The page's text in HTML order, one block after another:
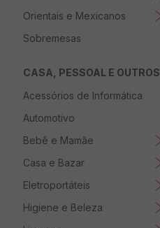
Orientais e Mexicanos
Sobremesas
CASA, PESSOAL E OUTROS
Acessórios de Informática
Automotivo
Bebê e Mamãe
Casa e Bazar
Eletroportáteis
Higiene e Beleza